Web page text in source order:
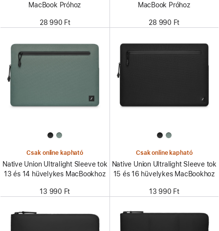
MacBook Próhoz
28 990 Ft
MacBook Próhoz
28 990 Ft
Csak online kapható
Native Union Ultralight Sleeve tok
13 és 14 hüvelykes MacBookhoz
13 990 Ft
Csak online kapható
Native Union Ultralight Sleeve tok
15 és 16 hüvelykes MacBookhoz
13 990 Ft